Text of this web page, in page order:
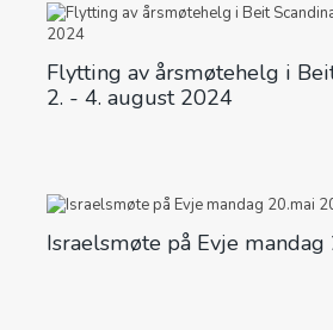
Flytting av årsmøtehelg i
2. - 4. august 2024
Israelsmøte på Evje